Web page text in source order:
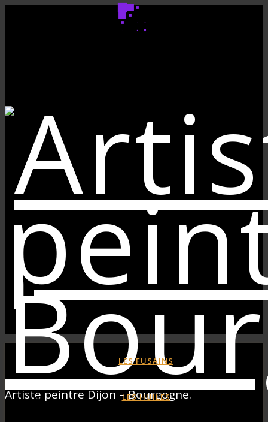
Artiste peintre Dijon – Bourgogne.
LES FUSAINS
LES HUILES